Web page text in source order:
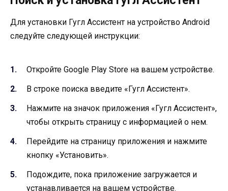
Для установки Гугл Ассистент на устройство Android
следуйте следующей инструкции:
Откройте Google Play Store на вашем устройстве.
В строке поиска введите «Гугл Ассистент».
Нажмите на значок приложения «Гугл Ассистент»,
чтобы открыть страницу с информацией о нем.
Перейдите на страницу приложения и нажмите
кнопку «Установить».
Подождите, пока приложение загружается и
устанавливается на вашем устройстве.